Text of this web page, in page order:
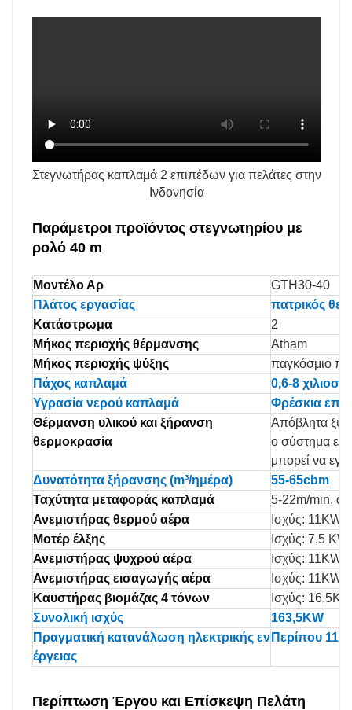
Στεγνωτήρας καπλαμά 2 επιπέδων για πελάτες στην
Ινδονησία
Παράμετροι προϊόντος στεγνωτηρίου με
ρολό 40 m
Μοντέλο Αρ
GTH30-40
Πλάτος εργασίας
πατρικός
Κατάστρωμα
2
Μήκος περιοχής θέρμανσης
Atham
Μήκος περιοχής ψύξης
παγκόσμιο
Πάχος καπλαμά
0,6-8 χιλιοστά
Υγρασία νερού καπλαμά
Φρέσκια
Θέρμανση υλικού και ξήρανση
θερμοκρασία
Απόβλητα
ο σύστημα
μπορεί να
Δυνατότητα ξήρανσης (m³/ημέρα)
55-65cbm
Ταχύτητα μεταφοράς καπλαμά
5-22m/min,
Ανεμιστήρας θερμού αέρα
Ισχύς: 11KW
Μοτέρ έλξης
Ισχύς: 7,5
Ανεμιστήρας ψυχρού αέρα
Ισχύς: 11KW
Ανεμιστήρας εισαγωγής αέρα
Ισχύς: 11KW
Καυστήρας βιομάζας 4 τόνων
Ισχύς: 16,5KW
Συνολική ισχύς
163,5KW
Πραγματική κατανάλωση ηλεκτρικής εν
έργειας
Περίπου
Περίπτωση Έργου και Επίσκεψη Πελάτη